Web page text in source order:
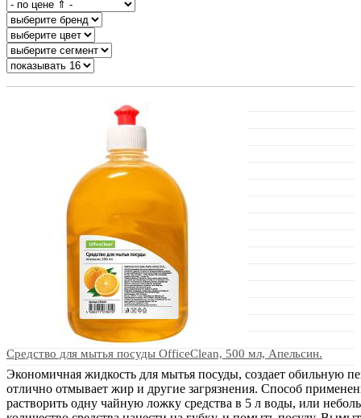
Средство для мытья посуды OfficeClean, 500 мл, Апельсин.
Экономичная жидкость для мытья посуды, создает обильную
отлично отмывает жир и другие загрязнения. Способ
растворить одну чайную ложку средства в 5 л воды, или